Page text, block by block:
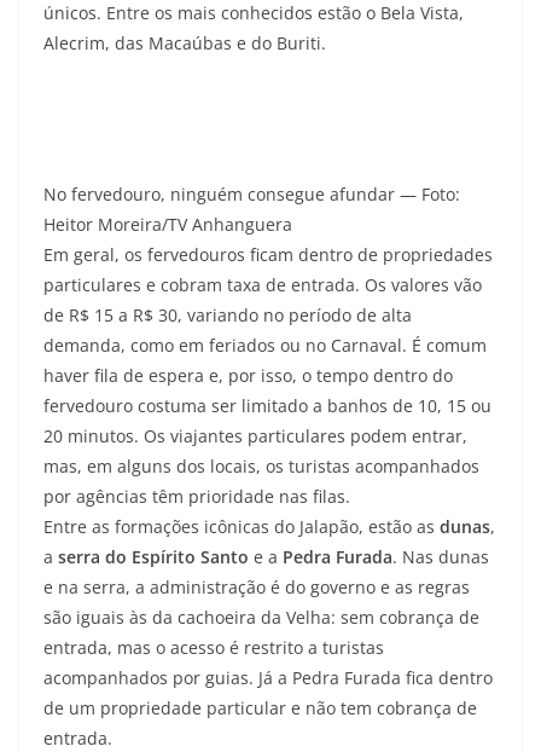
únicos. Entre os mais conhecidos estão o Bela Vista,
Alecrim, das Macaúbas e do Buriti.
No fervedouro, ninguém consegue afundar — Foto:
Heitor Moreira/TV Anhanguera
Em geral, os fervedouros ficam dentro de propriedades
particulares e cobram taxa de entrada. Os valores vão
de R$ 15 a R$ 30, variando no período de alta
demanda, como em feriados ou no Carnaval. É comum
haver fila de espera e, por isso, o tempo dentro do
fervedouro costuma ser limitado a banhos de 10, 15 ou
20 minutos. Os viajantes particulares podem entrar,
mas, em alguns dos locais, os turistas acompanhados
por agências têm prioridade nas filas.
Entre as formações icônicas do Jalapão, estão as dunas,
a serra do Espírito Santo e a Pedra Furada. Nas dunas
e na serra, a administração é do governo e as regras
são iguais às da cachoeira da Velha: sem cobrança de
entrada, mas o acesso é restrito a turistas
acompanhados por guias. Já a Pedra Furada fica dentro
de um propriedade particular e não tem cobrança de
entrada.